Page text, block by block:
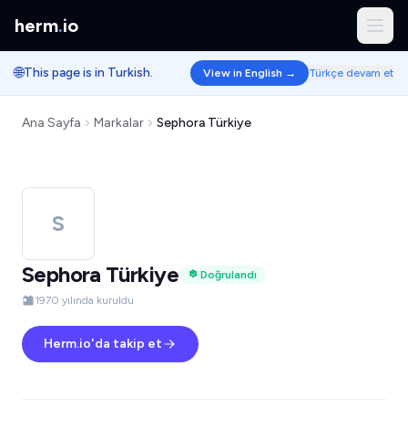
herm.io
🌐This page is in Turkish. View in English → Türkçe devam et
Ana Sayfa Markalar Sephora Türkiye
S
Sephora Türkiye
Doğrulandı
1970 yılında kuruldu
Herm.io'da takip et